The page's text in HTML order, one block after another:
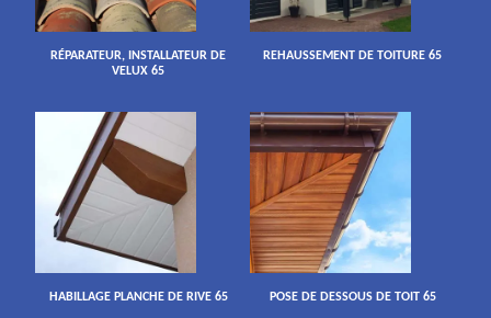
RÉPARATEUR, INSTALLATEUR DE
VELUX 65
REHAUSSEMENT DE TOITURE 65
HABILLAGE PLANCHE DE RIVE 65 POSE DE DESSOUS DE TOIT 65